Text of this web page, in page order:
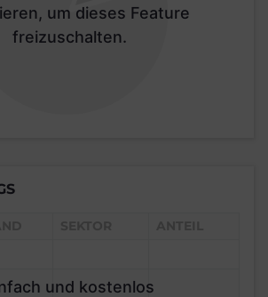
um dieses Feature
freizuschalten.
und kostenlos